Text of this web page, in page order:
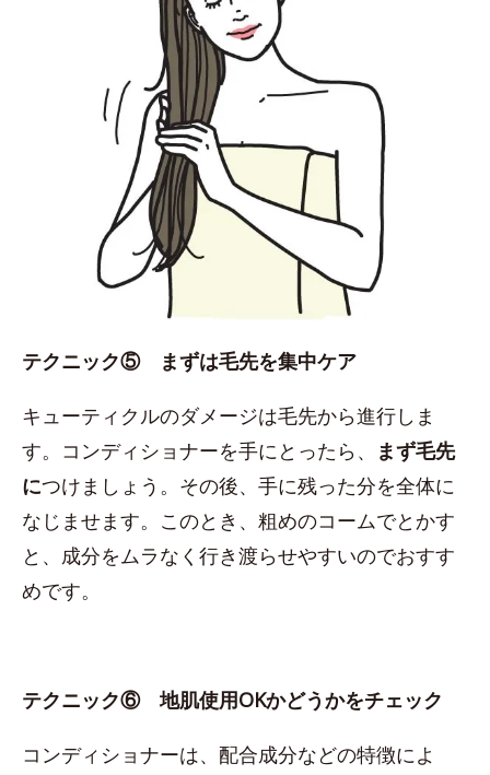
テクニック⑤ まずは毛先を集中ケア
キューティクルのダメージは毛先から進行しま
す。コンディショナーを手にとったら、
まず毛先
につけましょう。その後、手に残った分を全体に
なじませます。このとき、粗めのコームでとかす
と、成分をムラなく行き渡らせやすいのでおすす
めです。
テクニック⑥ 地肌使用OKかどうかをチェック
コンディショナーは、配合成分などの特徴によ